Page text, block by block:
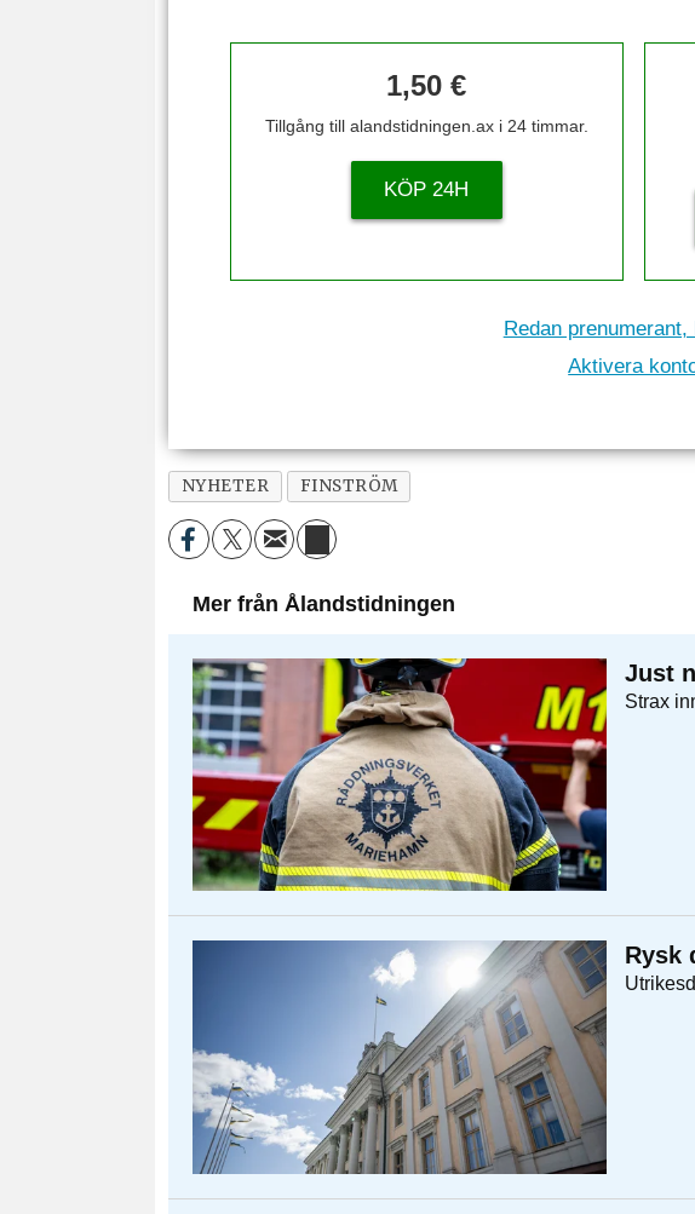
1,50 €
Tillgång till alandstidningen.ax i 24 timmar.
KÖP 24H
Redan prenumerant,
Aktivera
NYHETER FINSTRÖM